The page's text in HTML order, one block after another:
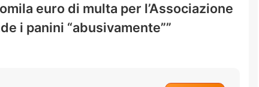
euro di multa per l’Associazione
i panini “abusivamente””